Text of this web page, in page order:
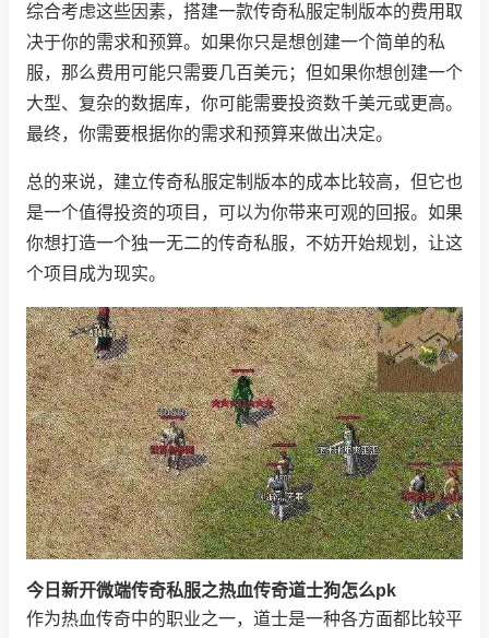
综合考虑这些因素，搭建一款传奇私服定制版本的费用取
决于你的需求和预算。如果你只是想创建一个简单的私
服，那么费用可能只需要几百美元；但如果你想创建一个
大型、复杂的数据库，你可能需要投资数千美元或更高。
最终，你需要根据你的需求和预算来做出决定。
总的来说，建立传奇私服定制版本的成本比较高，但它也
是一个值得投资的项目，可以为你带来可观的回报。如果
你想打造一个独一无二的传奇私服，不妨开始规划，让这
个项目成为现实。
今日新开微端传奇私服之热血传奇道士狗怎么pk
作为热血传奇中的职业之一，道士是一种各方面都比较平